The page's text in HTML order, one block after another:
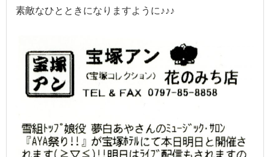
素敵なひとときになりますように♪♪♪